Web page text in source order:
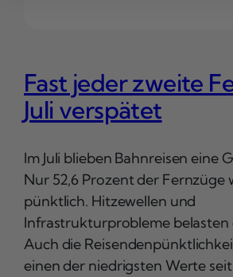
Fast jeder zweite
Juli verspätet
Im Juli blieben Bahnreisen eine
Nur 52,6 Prozent der Fernzüge
pünktlich. Hitzewellen und
Infrastrukturprobleme belasten
Auch die
einen der niedrigsten Werte